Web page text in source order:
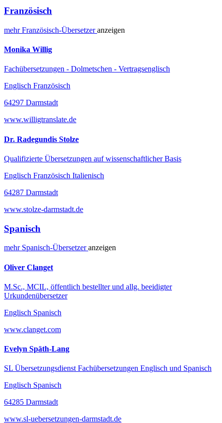
Französisch
mehrFranzösisch-Übersetzeranzeigen
Monika Willig
Fachübersetzungen - Dolmetschen - Vertragsenglisch
Englisch Französisch
64297 Darmstadt
www.willigtranslate.de
Dr. Radegundis Stolze
Qualifizierte Übersetzungen auf wissenschaftlicher Basis
Englisch Französisch Italienisch
64287 Darmstadt
www.stolze-darmstadt.de
Spanisch
mehr Spanisch-Übersetzeranzeigen
Oliver Clanget
M.Sc., MCIL, öffentlich bestellter und allg. beeidigter
Urkundenübersetzer
Englisch Spanisch
www.clanget.com
Evelyn Späth-Lang
SL Übersetzungsdienst Fachübersetzungen Englisch und Spanisch
Englisch Spanisch
64285 Darmstadt
www.sl-uebersetzungen-darmstadt.de